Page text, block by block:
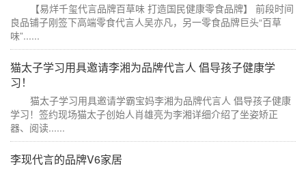
【易烊千玺代言品牌百草味 打造国民健康零食品牌】 前段时间
良品铺子刚签下高端零食代言人吴亦凡，另一零食品牌巨头“百草
味”......
猫太子学习用具邀请李湘为品牌代言人 倡导孩子健康学
习！
猫太子学习用具邀请学霸宝妈李湘为品牌代言人 倡导孩子健康
学习！签约现场猫太子创始人肖雄亮为李湘详细介绍了坐姿矫正
器、阅读......
李现代言的品牌V6家居